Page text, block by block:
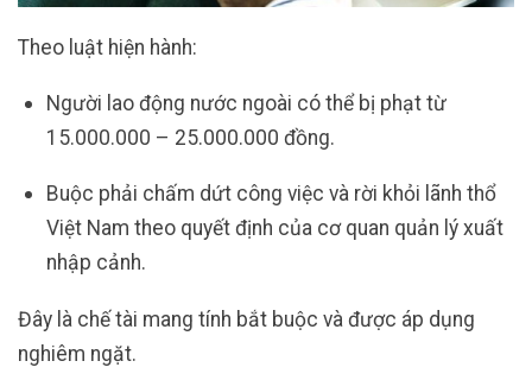
Theo luật hiện hành:
Người lao động nước ngoài có thể bị phạt từ
15.000.000 – 25.000.000 đồng.
Buộc phải chấm dứt công việc và rời khỏi lãnh thổ
Việt Nam theo quyết định của cơ quan quản lý xuất
nhập cảnh.
Đây là chế tài mang tính bắt buộc và được áp dụng
nghiêm ngặt.